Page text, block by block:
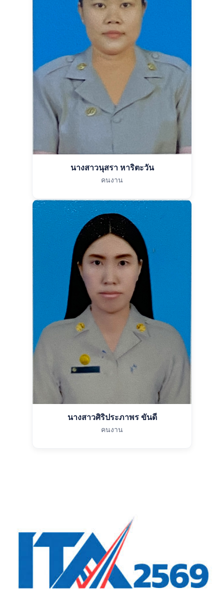
นางสาวนุสรา หาริตะวัน
คนงาน
นางสาวศิริประภาพร ขันดี
คนงาน